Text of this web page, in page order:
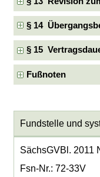
§ 14
§ 15
Fußnoten
Fundstelle und
SächsGVBl. 2011
Fsn-Nr.: 72-33V